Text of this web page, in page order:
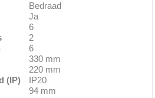
Bedraad
Ja
6
2
6
330 mm
220 mm
(IP)
IP20
94 mm